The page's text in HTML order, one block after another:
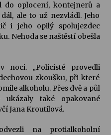
Stromovce: Kolchoz a
Stromovce: Rufus Miller
do oplocení, kontejnerů a
ale to už nezvládl. Jeho
i jeho opilý spolujezdec
Nehoda se naštěstí obešla
noci. „Policisté provedli
zkoušku, při které
alkoholu. Přes dvě a půl
také opakované
Jana Kroutilová.
na protialkoholní